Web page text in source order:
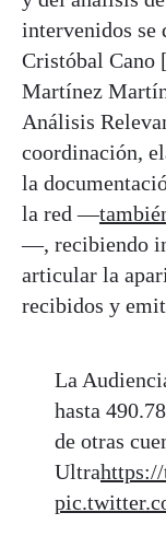
intervenidos se
Cristóbal Cano
Martínez
Análisis
coordinación,
la
la red —
—, recibiendo
articular la
recibidos y
La
hasta
de otras
Ultra